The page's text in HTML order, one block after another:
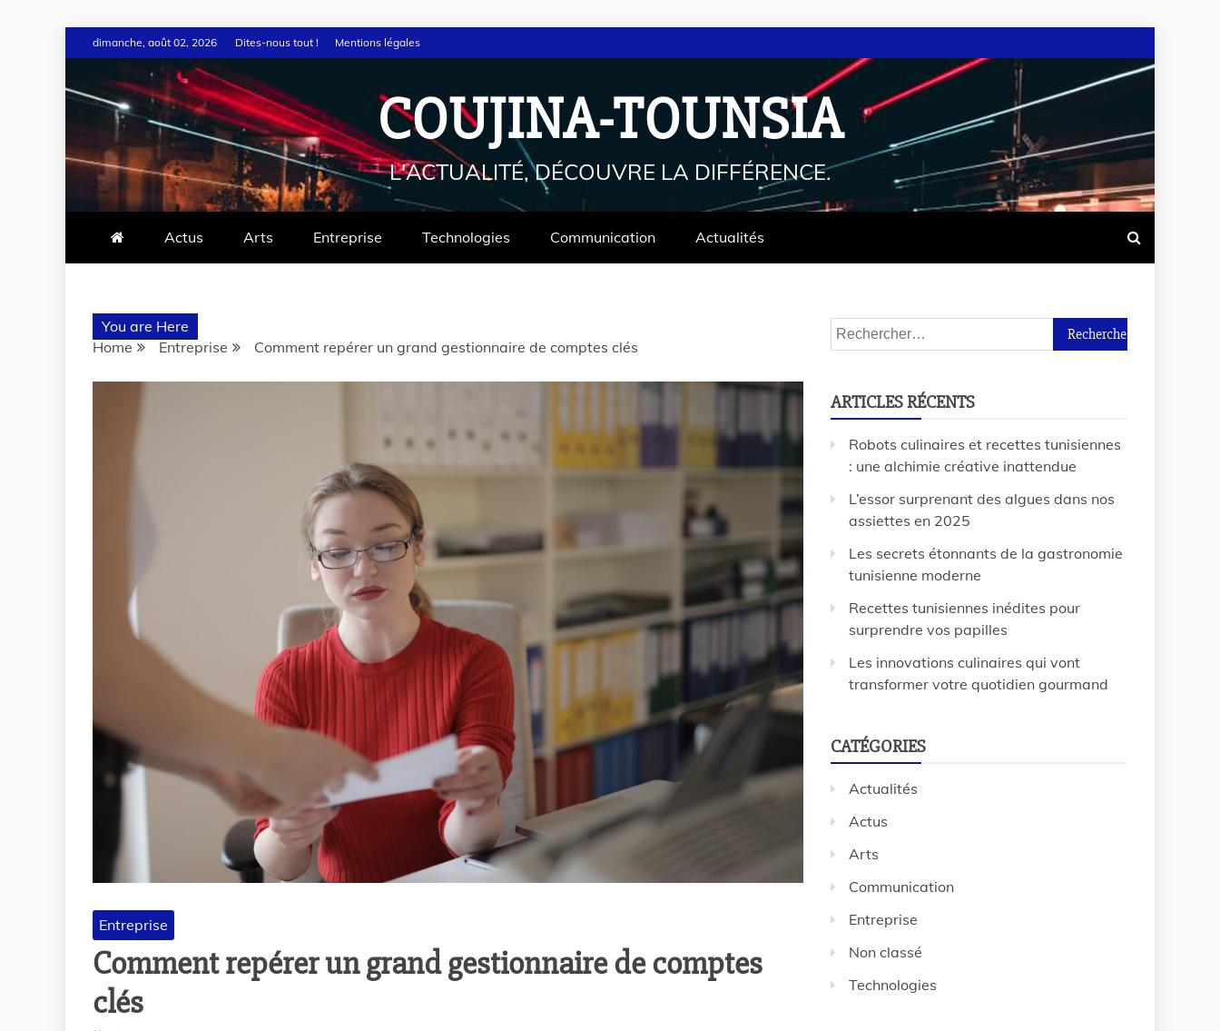
dimanche, août 02, 2026 Dites-nous tout ! Mentions légales
COUJINA-TOUNSIA
L'ACTUALITÉ, DÉCOUVRE LA DIFFÉRENCE.
Actus Arts Entreprise Technologies Communication Actualités
You are Here
Home
Entreprise Comment repérer un grand gestionnaire de comptes clés
Entreprise
Comment repérer un grand gestionnaire de comptes
clés
ARTICLES RÉCENTS
Robots culinaires et recettes tunisiennes
: une alchimie créative inattendue
L’essor surprenant des algues dans nos
assiettes en 2025
Les secrets étonnants de la gastronomie
tunisienne moderne
Recettes tunisiennes inédites pour
surprendre vos papilles
Les innovations culinaires qui vont
transformer votre quotidien gourmand
CATÉGORIES
Actualités
Actus
Arts
Communication
Entreprise
Non classé
Technologies